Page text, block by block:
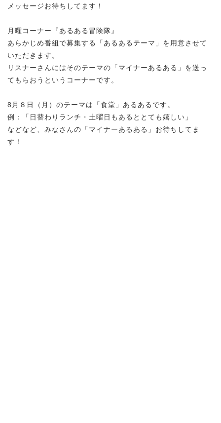
メッセージお待ちしてます！
月曜コーナー『あるある冒険隊』
あらかじめ番組で募集する「あるあるテーマ」を用意させて
いただきます。
リスナーさんにはそのテーマの「マイナーあるある」を送っ
てもらおうというコーナーです。
8月８日（月）のテーマは「食堂」あるあるです。
例：「日替わりランチ・土曜日もあるととても嬉しい」
などなど、みなさんの「マイナーあるある」お待ちしてま
す！